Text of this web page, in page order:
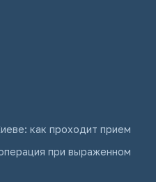
как проходит прием
при выраженном